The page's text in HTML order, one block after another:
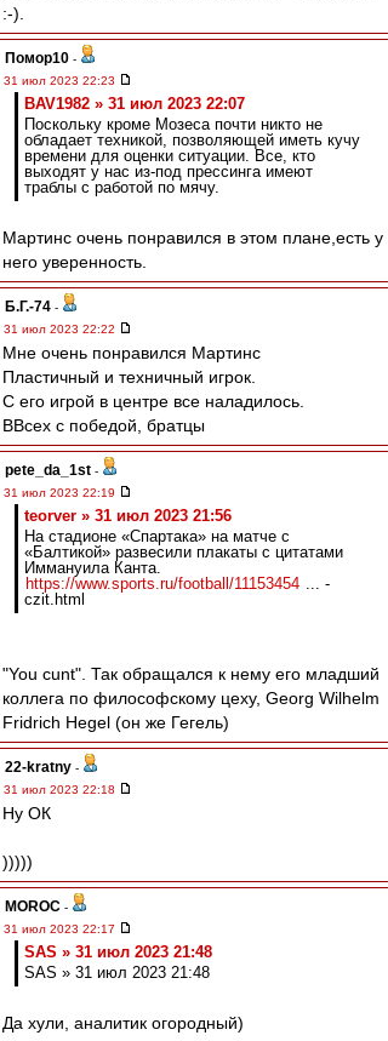
:-).
Помор10 -
31 июл 2023 22:23
BAV1982 » 31 июл 2023 22:07
Поскольку кроме Мозеса почти никто не
обладает техникой, позволяющей иметь кучу
времени для оценки ситуации. Все, кто
выходят у нас из-под прессинга имеют
траблы с работой по мячу.
Мартинс очень понравился в этом плане,есть у
него уверенность.
Б.Г.-74 -
31 июл 2023 22:22
Мне очень понравился Мартинс
Пластичный и техничный игрок.
С его игрой в центре все наладилось.
ВВсех с победой, братцы
pete_da_1st -
31 июл 2023 22:19
teorver » 31 июл 2023 21:56
На стадионе «Спартака» на матче с
«Балтикой» развесили плакаты с цитатами
Иммануила Канта.
https://www.sports.ru/football/11153454 ... -
czit.html
"You cunt". Так обращался к нему его младший
коллега по философскому цеху, Georg Wilhelm
Fridrich Hegel (он же Гегель)
22-kratny -
31 июл 2023 22:18
Ну ОК
)))))
MOROC -
31 июл 2023 22:17
SAS » 31 июл 2023 21:48
SAS » 31 июл 2023 21:48
Да хули, аналитик огородный)